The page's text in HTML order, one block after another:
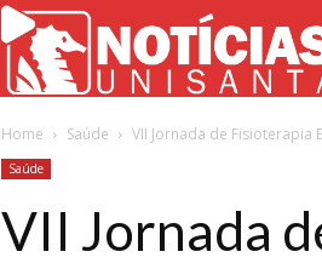
Home Saúde VII Jornada de
Saúde
VII Jornada